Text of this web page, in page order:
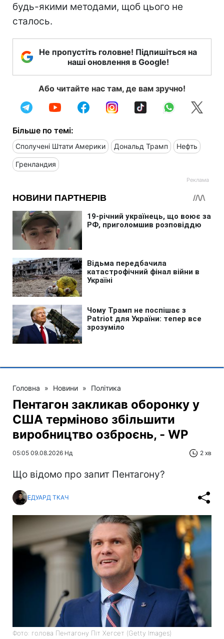
будь-якими методами, щоб цього не
сталось.
Не пропустіть головне! Підпишіться на
наші оновлення в Google!
Або читайте нас там, де вам зручно!
Більше по темі:
Сполучені Штати Америки Дональд Трамп Нефть
Гренландия
Головна » Новини » Політика
Пентагон закликав оборонку у
США терміново збільшити
виробництво озброєнь, - WP
05:05 09.08.2026 Нд 2 хв
Що відомо про запит Пентагону?
ЕДУАРД ТКАЧ
Фото: голова Пентагону Піт Хегсет (Getty Images)